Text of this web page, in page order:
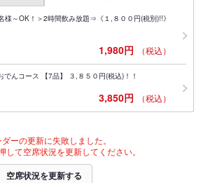
様～OK！＞2時間飲み放題⇒《１,８００円(税別)!!》
1,980円 （税込）
でんコース 【7品】 ３,８５０円(税込)！！
3,850円 （税込）
ーの更新に失敗しました。
して空席状況を更新してください。
空席状況を更新する